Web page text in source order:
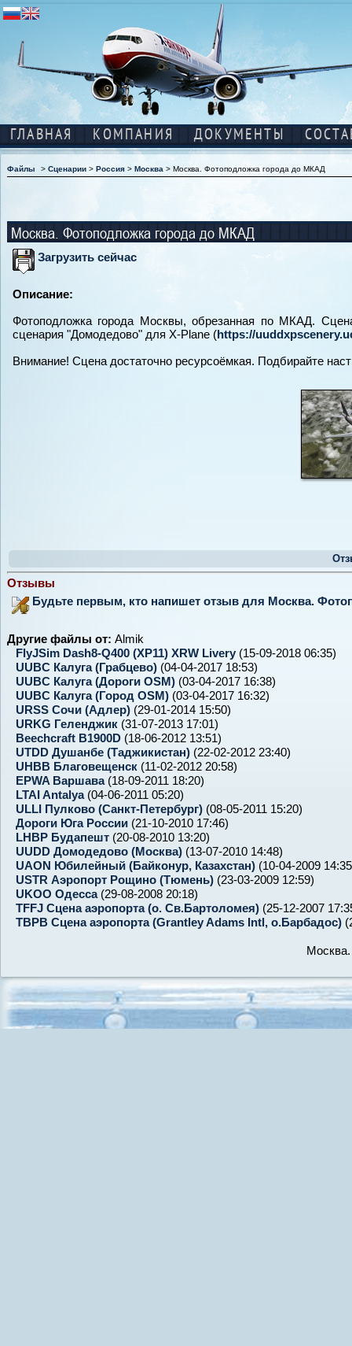
ГЛАВНАЯ КОМПАНИЯ ДОКУМЕНТЫ
Файлы > Сценарии > Россия > Москва > Москва. Фотоподложка города до МКАД
Москва. Фотоподложка города до МКАД
Загрузить сейчас
Описание:
Фотоподложка города Москвы, обрезанная по МКАД.
сценария "Домодедово" для X-Plane (https://
Внимание! Сцена достаточно ресурсоёмкая. Подбирайте
Отзывы
Будьте первым, кто напишет отзыв для Москва.
Другие файлы от: Almik
FlyJSim Dash8-Q400 (XP11) XRW Livery (15-09-2018 06:35)
UUBC Калуга (Грабцево) (04-04-2017 18:53)
UUBC Калуга (Дороги OSM) (03-04-2017 16:38)
UUBC Калуга (Город OSM) (03-04-2017 16:32)
URSS Сочи (Адлер) (29-01-2014 15:50)
URKG Геленджик (31-07-2013 17:01)
Beechcraft B1900D (18-06-2012 13:51)
UTDD Душанбе (Таджикистан) (22-02-2012 23:40)
UHBB Благовещенск (11-02-2012 20:58)
EPWA Варшава(18-09-2011 18:20)
LTAI Antalya(04-06-2011 05:20)
ULLI Пулково (Санкт-Петербург) (08-05-2011 15:20)
Дороги Юга России (21-10-2010 17:46)
LHBP Будапешт (20-08-2010 13:20)
UUDD Домодедово (Москва) (13-07-2010 14:48)
UAON Юбилейный (Байконур, Казахстан) (10-04-2009
USTR Аэропорт Рощино (Тюмень) (23-03-2009 12:59)
UKOO Одесса(29-08-2008 20:18)
TFFJ Сцена аэропорта (о. Св.Бартоломея) (25-12-2007
TBPB Сцена аэропорта (Grantley Adams Intl, о.Барбадос)